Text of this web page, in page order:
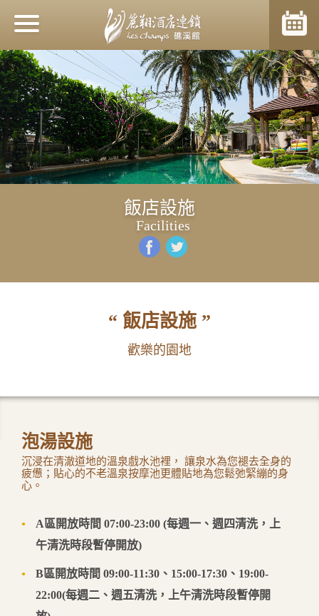
活動新訊
關於麗翔
精緻住房
溫泉湯屋
渡假會議
聯絡我們
飯店設施
Facilities
飯店設施
歡樂的園地
泡湯設施
沉浸在清澈道地的溫泉戲水池裡， 讓泉水為您褪去全身的
疲憊；貼心的不老溫泉按摩池更體貼地為您鬆弛緊繃的身
心。
A區開放時間 07:00-23:00 (每週一、週四清洗，上
午清洗時段暫停開放)
B區開放時間 09:00-11:30、15:00-17:30、19:00-
22:00(每週二、週五清洗，上午清洗時段暫停開